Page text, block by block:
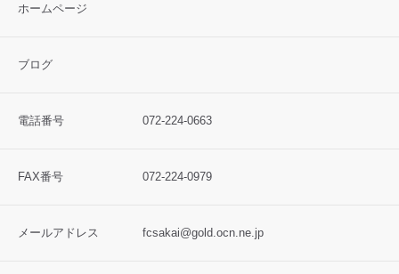
ホームページ
ブログ
電話番号 072-224-0663
FAX番号 072-224-0979
メールアドレス fcsakai@gold.ocn.ne.jp